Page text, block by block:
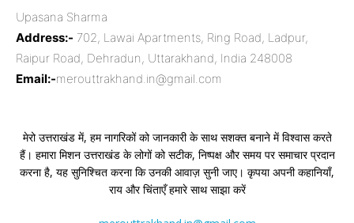
Upasana Sharma
Address:- 702, Lawai Apartments, Ring Road, Ladpur,
Raipur Road, Dehradun, Uttarakhand, India 248008
Email:-merouttrakhand.in@gmail.com
मेरो उत्तराखंड में, हम नागरिकों को जानकारी के साथ सशक्त बनाने में विश्वास करते
हैं। हमारा मिशन उत्तराखंड के लोगों को सटीक, निष्पक्ष और समय पर समाचार प्रदान
करना है, यह सुनिश्चित करना कि उनकी आवाज़ सुनी जाए। कृपया अपनी कहानियाँ,
राय और चिंताएँ हमारे साथ साझा करें